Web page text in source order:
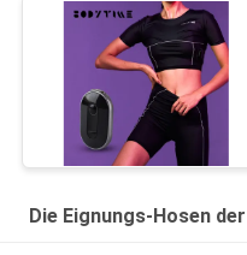
Die Eignungs-Hosen